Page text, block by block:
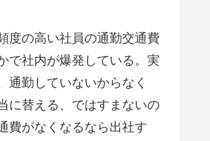
度の高い社員の通勤交通費
で社内が爆発している。実
通勤していないからなく
に替える、ではすまないの
費がなくなるなら出社す